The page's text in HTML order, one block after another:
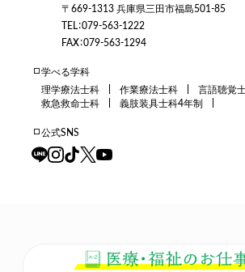
〒669-1313 兵庫県三田市福島501-85
TEL：079-563-1222
FAX：079-563-1294
学べる学科
理学療法士科
作業療法士科
言語聴覚
救急救命士科
義肢装具士科4年制
公式SNS